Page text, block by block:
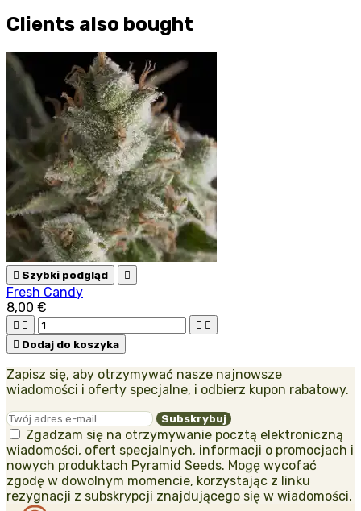
Clients also bought
 Szybki podgląd 
Fresh Candy
8,00 €
   
 Dodaj do koszyka
Zapisz się, aby otrzymywać nasze najnowsze
wiadomości i oferty specjalne, i odbierz kupon rabatowy.
Zgadzam się na otrzymywanie pocztą elektroniczną
wiadomości, ofert specjalnych, informacji o promocjach i
nowych produktach Pyramid Seeds. Mogę wycofać
zgodę w dowolnym momencie, korzystając z linku
rezygnacji z subskrypcji znajdującego się w wiadomości.